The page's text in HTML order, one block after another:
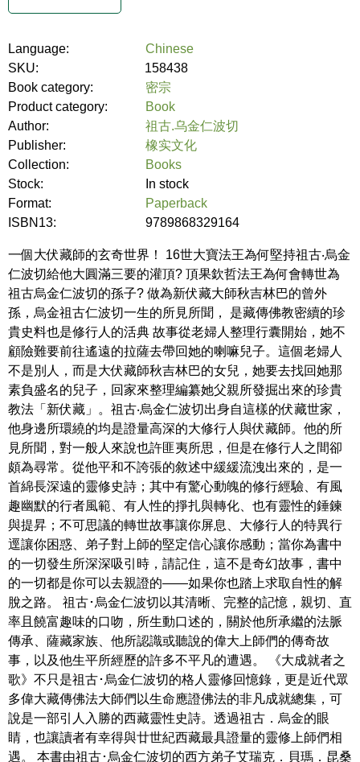
Language:
Chinese
SKU:
158438
Book category:
密宗
Product category:
Book
Author:
祖古.乌金仁波切
Publisher:
橡实文化
Collection:
Books
Stock:
In stock
Format:
Paperback
ISBN13:
9789868329164
一個大伏藏師的玄奇世界！ 16世大寶法王為何堅持祖古‧烏金
仁波切給他大圓滿三要的灌頂? 頂果欽哲法王為何會轉世為
祖古烏金仁波切的孫子? 做為新伏藏大師秋吉林巴的曾外
孫，烏金祖古仁波切一生的所見所聞， 是藏傳佛教密續的珍
貴史料也是修行人的活典 故事從老婦人整理行囊開始，她不
顧險難要前往遙遠的拉薩去帶回她的喇嘛兒子。這個老婦人
不是別人，而是大伏藏師秋吉林巴的女兒，她要去找回她那
素負盛名的兒子，回家來整理編纂她父親所發掘出來的珍貴
教法「新伏藏」。祖古‧烏金仁波切出身自這樣的伏藏世家，
他身邊所環繞的均是證量高深的大修行人與伏藏師。他的所
見所聞，對一般人來說也許匪夷所思，但是在修行人之間卻
頗為尋常。從他平和不誇張的敘述中緩緩流洩出來的，是一
首綿長深遠的靈修史詩；其中有驚心動魄的修行經驗、有風
趣幽默的行者風範、有人性的掙扎與轉化、也有靈性的錘鍊
與提昇；不可思議的轉世故事讓你屏息、大修行人的特異行
逕讓你困惑、弟子對上師的堅定信心讓你感動；當你為書中
的一切發生所深深吸引時，請記住，這不是奇幻故事，書中
的一切都是你可以去親證的――如果你也踏上求取自性的解
脫之路。 祖古･烏金仁波切以其清晰、完整的記憶，親切、直
率且饒富趣味的口吻，所生動口述的，關於他所承繼的法脈
傳承、薩藏家族、他所認識或聽說的偉大上師們的傳奇故
事，以及他生平所經歷的許多不平凡的遭遇。 《大成就者之
歌》不只是祖古･烏金仁波切的格人靈修回憶錄，更是近代眾
多偉大藏傳佛法大師們以生命應證佛法的非凡成就總集，可
說是一部引人入勝的西藏靈性史詩。透過祖古．烏金的眼
睛，也讓讀者有幸得與廿世紀西藏最具證量的靈修上師們相
遇。 本書由祖古･烏金仁波切的西方弟子艾瑞克．貝瑪．昆桑